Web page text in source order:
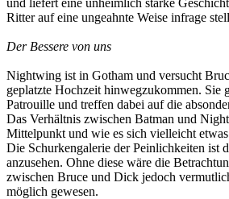
Ritter auf eine ungeahnte Weise infrage
Der Bessere von uns
Nightwing ist in Gotham und versucht
geplatzte Hochzeit hinwegzukommen. Sie
Patrouille und treffen dabei auf die
Das Verhältnis zwischen Batman und
Mittelpunkt und wie es sich vielleicht
Die Schurkengalerie der Peinlichkeiten ist
anzusehen. Ohne diese wäre die
zwischen Bruce und Dick jedoch
möglich gewesen.